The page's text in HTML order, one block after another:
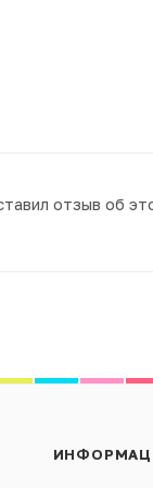
отзыв об